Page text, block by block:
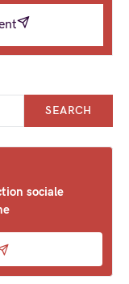
SEARCH
sociale